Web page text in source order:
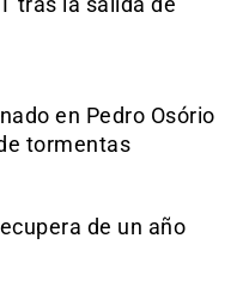
tras la salida de
en Pedro Osório
tormentas
de un año